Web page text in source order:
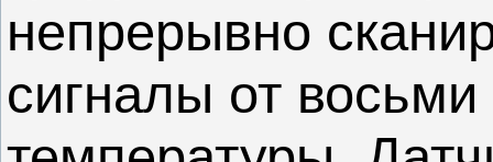
непрерывно
сигналы от